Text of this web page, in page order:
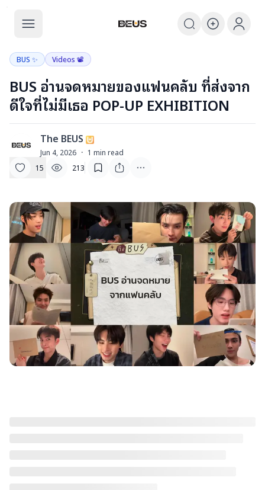
The BEUS
The BEUS - แหล่งรวมชุมชนแฟนค
BUS ✨ Videos 📽
BUS อ่านจดหมายของแฟนคลับ ที่ส่งจาก
ดีใจที่ไม่มีเธอ POP-UP EXHIBITION
T The BEUS
Jun 4, 2026 · 1 min read
15
213